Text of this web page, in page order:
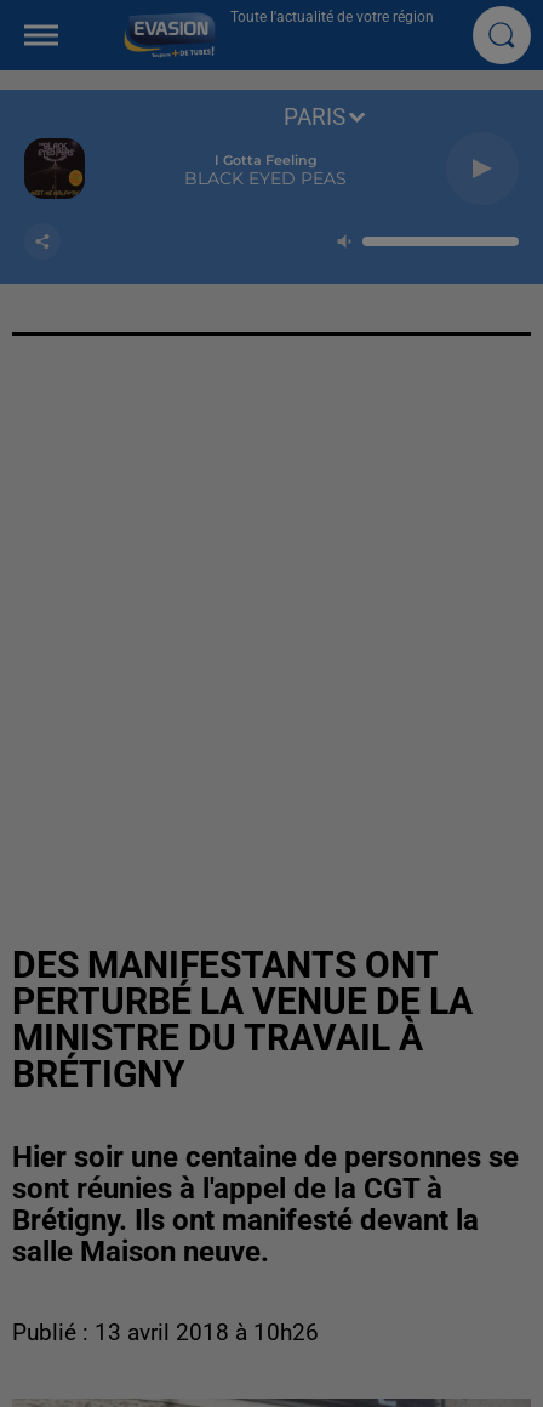
Toute l'actualité de votre région
I Gotta Feeling
BLACK EYED PEAS
PARIS
DES MANIFESTANTS ONT
PERTURBÉ LA VENUE DE LA
MINISTRE DU TRAVAIL À
BRÉTIGNY
Hier soir une centaine de personnes se
sont réunies à l'appel de la CGT à
Brétigny. Ils ont manifesté devant la
salle Maison neuve.
Publié : 13 avril 2018 à 10h26